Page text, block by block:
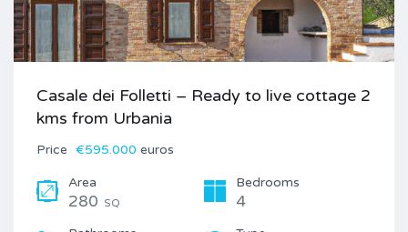
Casale dei Folletti – Ready to live cottage 2
kms from Urbania
Price €595.000 euros
Area
280 SQ
Bedrooms
4